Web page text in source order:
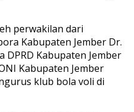
perwakilan dari
Kabupaten Jember Dr.
DPRD Kabupaten Jember
Kabupaten Jember
klub bola voli di